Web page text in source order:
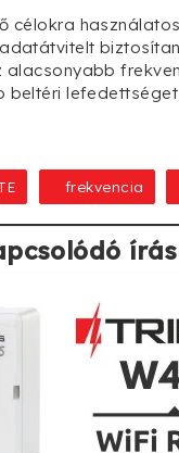
célokra
alacsonyabb
lefedettséget
frekvencia